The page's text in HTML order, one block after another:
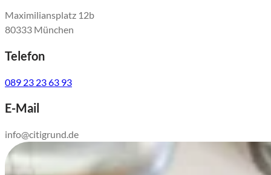
Maximiliansplatz 12b
80333 München
Telefon
089 23 23 63 93
E-Mail
info@citigrund.de